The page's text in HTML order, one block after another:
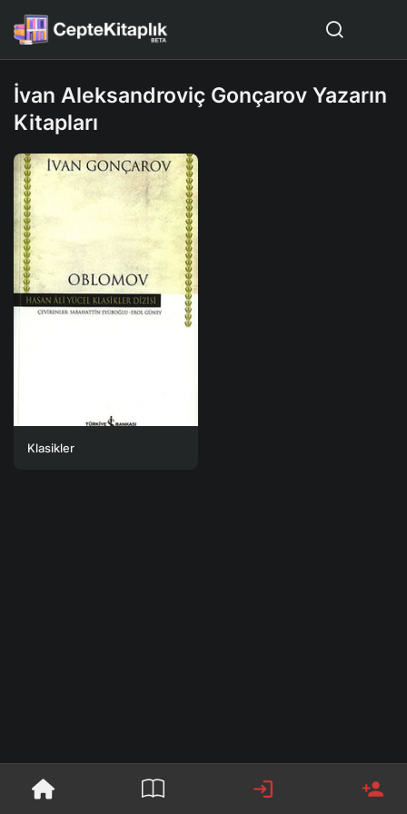
İvan Aleksandroviç Gonçarov Yazarın
Kitapları
Klasikler